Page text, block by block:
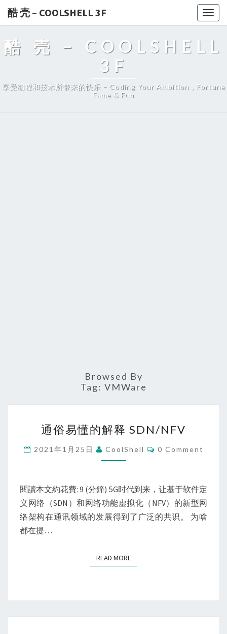
酷 壳 – COOLSHELL 3F
酷 壳 – COOLSHELL
3F
享受编程和技术所带来的快乐 – Coding Your Ambition，Fortune
Fame & Fun
Browsed By
Tag: VMWare
俗
易
懂
解
释
SDN/NFV
通俗易懂的解释 SDN/NFV
2021年1月25日 CoolShell Comments
0 Comment
閱讀本文約花費: 9 (分鐘) 5G时代到来，让基于软件定
义网络（SDN）和网络功能虚拟化（NFV）的新型网
络架构在通讯领域的发展得到了广泛的共识。 为啥
都在提…
READ MOREREAD MORE